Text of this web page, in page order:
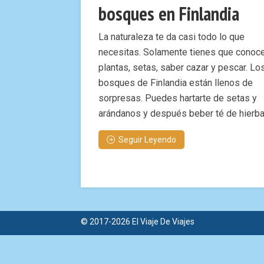
bosques en Finlandia
La naturaleza te da casi todo lo que
necesitas. Solamente tienes que
plantas, setas, saber cazar y pescar.
bosques de Finlandia están llenos de
sorpresas. Puedes hartarte de setas y
arándanos y después beber té de
Seguir Leyendo
© 2017-2026 El Viaje De Viajes